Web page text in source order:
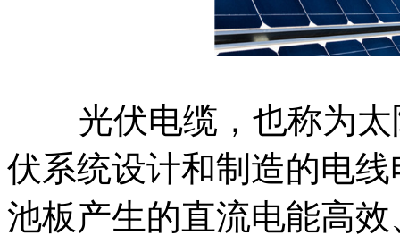
光伏电缆，也称为太
伏系统设计和制造的电
池板产生的直流电能高